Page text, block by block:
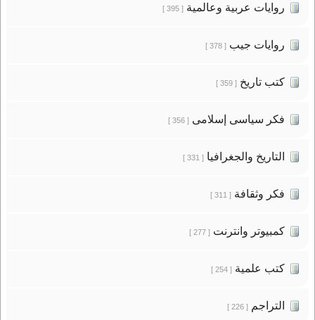
روايات عربية وعالمية[ 395 ]
روايات جيب[ 378 ]
كتب تاريخ[ 359 ]
فكر سياسى إسلامى[ 356 ]
التاريخ والجغرافيا[ 331 ]
فكر وثقافة[ 311 ]
كمبيوتر وانترنت[ 277 ]
كتب علمية[ 254 ]
التراجم[ 226 ]